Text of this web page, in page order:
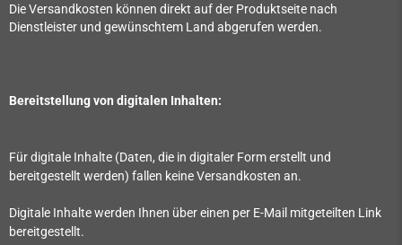
Die Versandkosten können direkt auf der Produktseite nach
Dienstleister und gewünschtem Land abgerufen werden.
Bereitstellung von digitalen Inhalten:
Für digitale Inhalte (Daten, die in digitaler Form erstellt und
bereitgestellt werden) fallen keine Versandkosten an.
Digitale Inhalte werden Ihnen über einen per E-Mail mitgeteilten Link
bereitgestellt.